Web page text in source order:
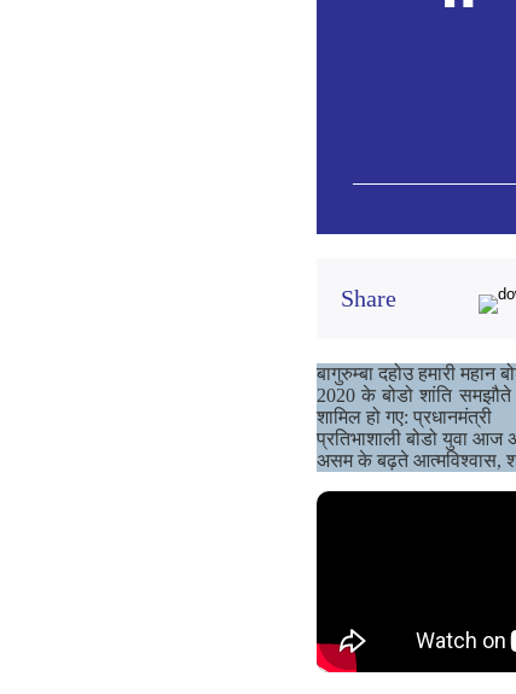
Share
बागुरुम्बा दहोउ हमारी महान
2020 के बोडो शांति
शामिल हो गए: प्रधानमंत्री
प्रतिभाशाली बोडो युवा
असम के बढ़ते आत्मविश्वास,